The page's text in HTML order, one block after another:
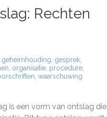
Rechten
geheimhouding gesprek
organisatie procedure
waarschuwing
is een vorm van ontslag die